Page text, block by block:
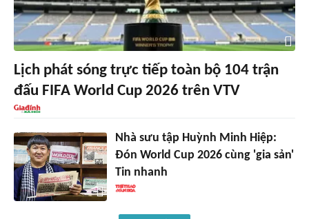
Lịch phát sóng trực tiếp toàn bộ 104 trận
đấu FIFA World Cup 2026 trên VTV
Nhà sưu tập Huỳnh Minh Hiệp:
Đón World Cup 2026 cùng 'gia sản'
Tin nhanh